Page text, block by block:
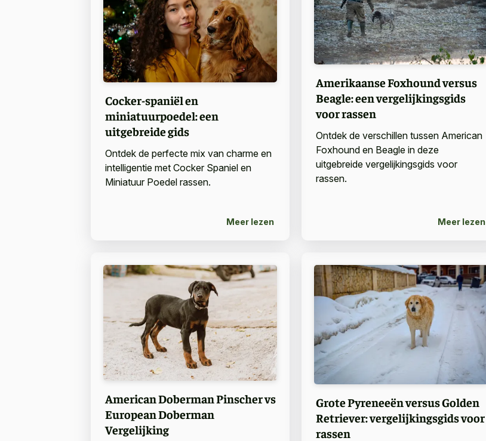
Cocker-spaniël en
miniatuurpoedel: een
uitgebreide gids
Ontdek de perfecte mix van charme en
intelligentie met Cocker Spaniel en
Miniatuur Poedel rassen.
Meer lezen
Amerikaanse Foxhound versus
Beagle: een vergelijkingsgids
voor rassen
Ontdek de verschillen tussen American
Foxhound en Beagle in deze
uitgebreide vergelijkingsgids voor
rassen.
Meer lezen
American Doberman Pinscher vs
European Doberman
Vergelijking
Grote Pyreneeën versus Golden
Retriever: vergelijkingsgids voor
rassen